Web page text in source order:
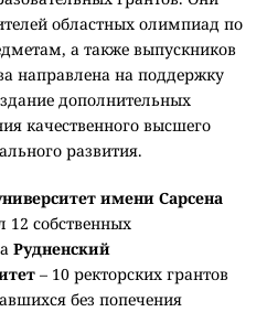
областных олимпиад по
а также выпускников
направлена на поддержку
дополнительных
качественного высшего
развития.
имени Сарсена
12 собственных
Рудненский
– 10 ректорских грантов
без попечения